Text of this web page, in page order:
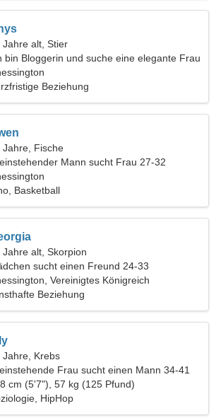
Jahre alt, Stier
bin Bloggerin und suche eine elegante Frau
Beziehung
Jahre, Fische
Mann sucht Frau 27-32
Basketball
Jahre alt, Skorpion
sucht einen Freund 24-33
Vereinigtes Königreich
Beziehung
Jahre, Krebs
Frau sucht einen Mann 34-41
cm (5'7"), 57 kg (125 Pfund)
HipHop